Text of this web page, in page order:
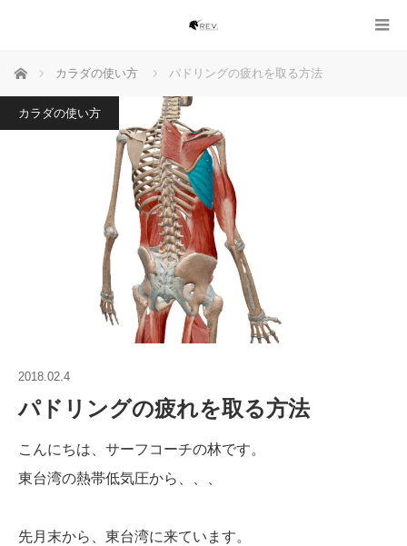
ホーム カラダの使い方 パドリングの疲れを取る方法
カラダの使い方
2018.02.4
パドリングの疲れを取る方法
こんにちは、サーフコーチの林です。
東台湾の熱帯低気圧から、、、
先月末から、東台湾に来ています。